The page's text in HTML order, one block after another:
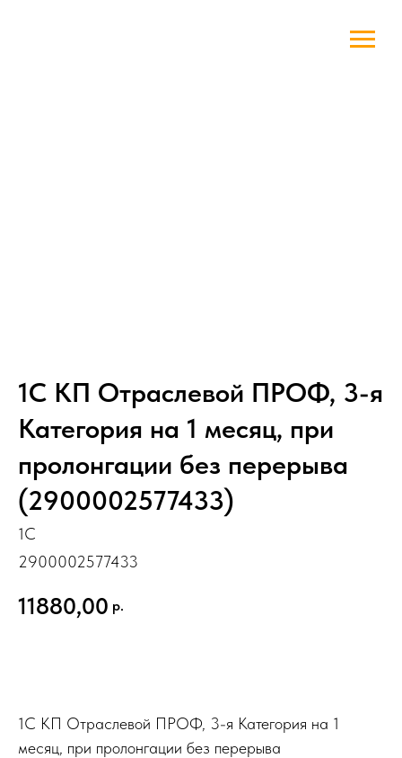
1С КП Отраслевой ПРОФ, 3-я
Категория на 1 месяц, при
пролонгации без перерыва
(2900002577433)
1С
2900002577433
11880,00 р.
1С КП Отраслевой ПРОФ, 3-я Категория на 1
месяц, при пролонгации без перерыва